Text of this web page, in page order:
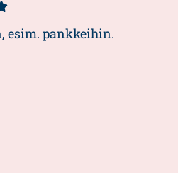
esim. pankkeihin.